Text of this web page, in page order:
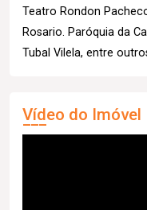
Teatro Rondon
Rosario. Paróquia da
Tubal Vilela, entre
Vídeo do Imóvel